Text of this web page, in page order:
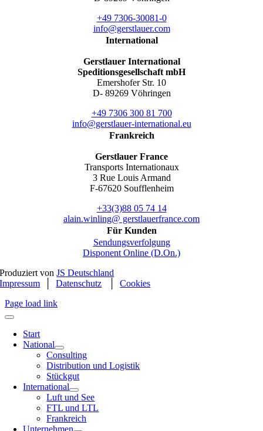
+49 7306-30081-0
info@gerstlauer.com
International
Gerstlauer International
Speditionsgesellschaft mbH
Emershofer Str. 10
D- 89269 Vöhringen
+49 7306 300 81 700
info@gerstlauer-international.eu
Frankreich
Gerstlauer France
Transports Internationaux
3 Rue Louis Armand
F-67620 Soufflenheim
+33(3)88 05 74 14
alain.winling@ gerstlauerfrance.com
Für Kunden
Sendungsverfolgung
Disponent Online (D.On.)
Produziert vonJS Deutschland
Impressum │Datenschutz │Cookies
Page load link
Start
National
Consulting
Distribution und Logistik
Stückgut
International
Luft und See
FTL und LTL
Frankreich
Unternehmen